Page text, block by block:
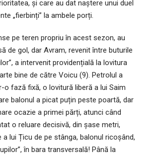
și care au dat naștere unui duel
„fierbinți” la ambele porți.
pe teren propriu în acest sezon, au
de gol, dar Avram, revenit între buturile
a intervenit providențială la lovitura
bine de către Voicu (9). Petrolul a
o fază fixă, o lovitură liberă a lui Saim
balonul a picat puțin peste poartă, dar
ocazie a primei părți, atunci când
o reluare decisivă, din șase metri,
a lui Țicu de pe stânga, balonul ricoșând,
în bara transversală! Până la